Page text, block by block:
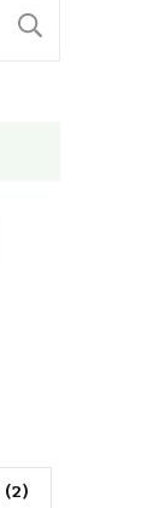
(2)